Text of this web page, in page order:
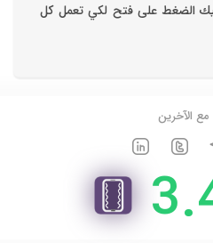
الضغط على فتح لكي تعمل كل
الآخرين